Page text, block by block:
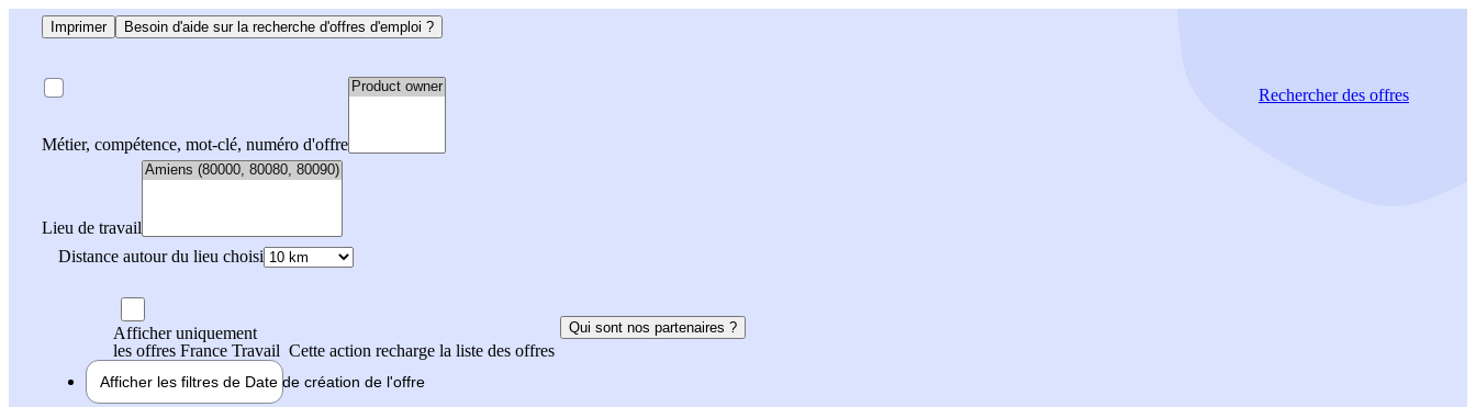
Imprimer Besoin d'aide sur la recherche d'offres d'emploi ?
Métier, compétence, mot-clé, numéro d'offre
Lieu de travail
Distance autour du lieu choisi
Rechercherdes offres
Afficher uniquement
les offres France Travail Cette action recharge la liste des offres
Qui sont nos partenaires ?
Afficher les filtres de Date de création de l'offre